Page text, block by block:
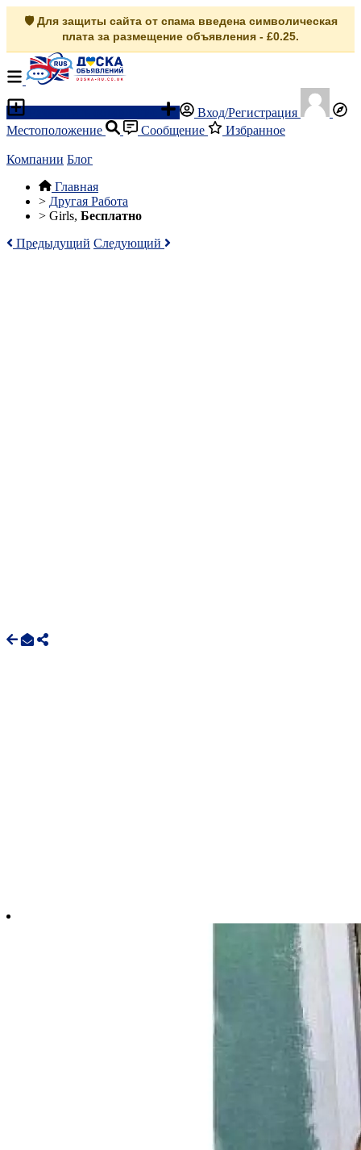
🛡️ Для защиты сайта от спама введена символическая
плата за размещение объявления - £0.25.
Вход/Регистрация
Местоположение
Сообщение Избранное
Компании Блог
Главная
> Другая Работа
> Girls, Бесплатно
Предыдущий Следующий